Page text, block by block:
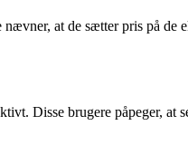
at de sætter pris på de
Disse brugere påpeger, at